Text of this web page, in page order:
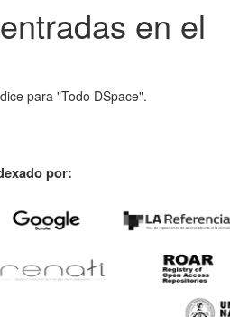
en el
para "Todo DSpace".
por: